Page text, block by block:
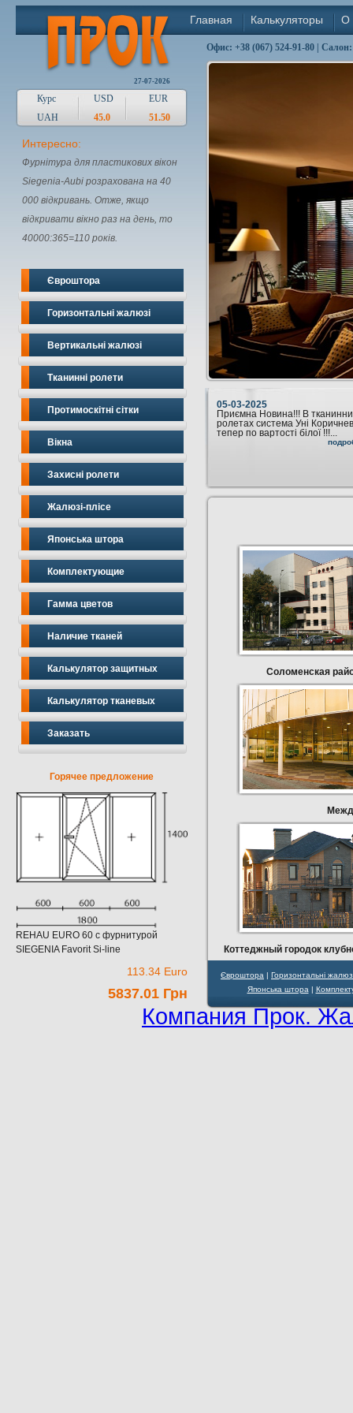
Главная Калькуляторы О
Офис: +38 (067) 524-91-80 | Салон:
27-07-2026
Курс USD
EUR
UAH
45.0 51.50
Интересно:
Фурнітура для пластикових вікон
Siegenia-Aubi розрахована на 40
000 відкривань. Отже, якщо
відкривати вікно раз на день, то
40000:365=110 років.
Євроштора
Горизонтальні жалюзі
Вертикальні жалюзі
Тканинні ролети
Протимоскітні сітки
Вікна
Захисні ролети
Жалюзі-плісе
Японська штора
Комплектующие
Гамма цветов
Наличие тканей
Калькулятор защитных
Калькулятор тканевых
Заказать
05-03-2025
Приємна Новина!!! В
ролетах система Уні
тепер по вартості білої !!!...
Горячее предложение
REHAU EURO 60 c фурнитурой
SIEGENIA Favorit Si-line
113.34 Euro
5837.01 Грн
Соломенская
Коттеджный городок
Євроштора | Горизонтальні
Японська штора |
Компания Прок.